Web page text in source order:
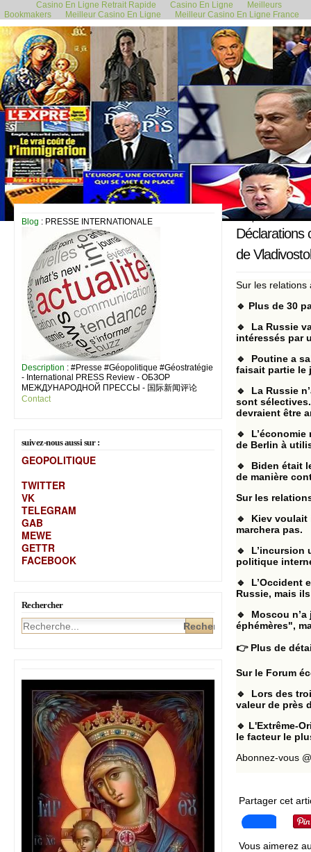
Casino En Ligne Retrait Rapide Casino En Ligne
Meilleurs
Bookmakers
Meilleur Casino En Ligne Meilleur Casino En Ligne France
Blog : PRESSE INTERNATIONALE
Description : #Presse #Géopolitique #Géostratégie
- International PRESS Review - ОБЗОР
МЕЖДУНАРОДНОЙ ПРЕССЫ - 国际新闻评论
Contact
suivez-nous aussi sur :
GEOPOLITIQUE
TWITTER
VK
TELEGRAM
GAB
MEWE
GETTR
FACEBOOK
Rechercher
5 septembre 2024
Déclarations
de
Sur les relations
🔹 Plus de 30
🔹 La Russie
intéressés par
🔹 Poutine a
faisait partie le
🔹 La Russie
sont
devraient être
🔹
de Berlin à
🔹 Biden était
de manière
Sur les
🔹 Kiev voulait
marchera pas.
🔹 L’incursion
politique
🔹 L’Occident
Russie, mais
🔹 Moscou
éphémères",
👉 Plus de
Sur le Forum
🔹 Lors des
valeur de près
🔹 L'Extrême-
le facteur le
Abonnez-vous
Partager cet
Vous aimerez